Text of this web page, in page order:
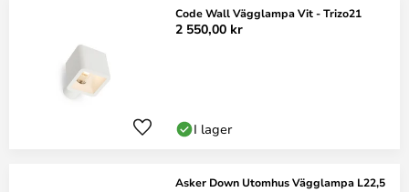
Code Wall Vägglampa Vit - Trizo21
2 550,00 kr
I lager
Asker Down Utomhus Vägglampa L22,5